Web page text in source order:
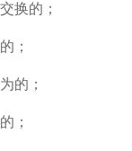
换的；
；
的；
；